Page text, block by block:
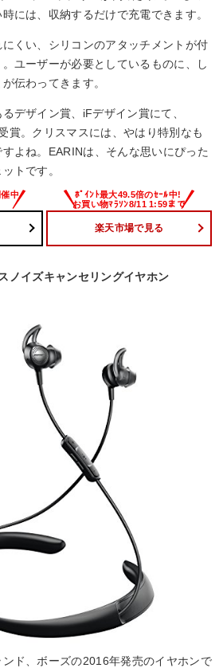
には、収納するだけで充電できます。
くい、シリコンのアタッチメントが付
ユーザーが必要としているものに、し
伝わってきます。
デザイン賞、iFデザイン賞にて、
賞。クリスマスには、やはり特別なも
よね。EARINは、そんな思いにぴった
トです。
楽天市場で見る
ノイズキャンセリングイヤホン
ド、ボーズの2016年発売のイヤホンで